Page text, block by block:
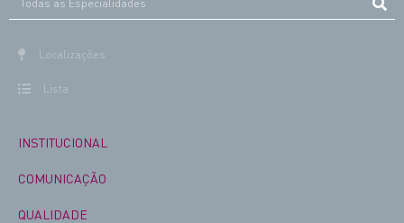
Localizações
Lista
INSTITUCIONAL
COMUNICAÇÃO
QUALIDADE